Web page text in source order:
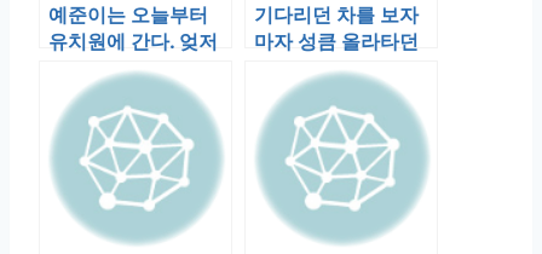
예준이는 오늘부터
유치원에 간다. 엊저
녁부터 새로 산 가방
을 몇번이고 꺼…
기다리던 차를 보자
마자 성큼 올라타던
예준인 문이 닫히려
니 “엄마~”…